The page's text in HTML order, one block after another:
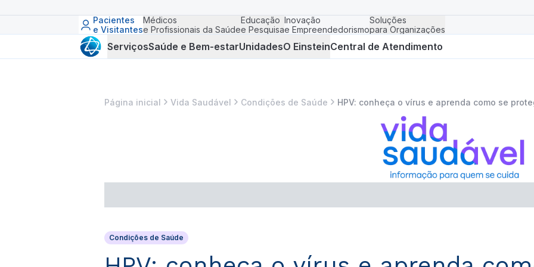
Pacientes
e Visitantes
Médicos
e Profissionais da Saúde
Educação
e Pesquisa
Inovação
e Empreendedorismo
Soluções
para Organizações
ServiçosSaúde e Bem-estarUnidadesO EinsteinCentral de Atendimento
Página inicial Vida Saudável Condições de Saúde HPV: conheça o vírus e aprenda como se
Condições de Saúde